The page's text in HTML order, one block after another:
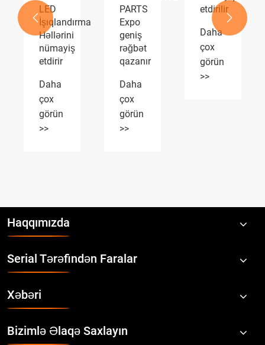
PARTS
Expo
geniş
rəğbət
qazanır
Daha
çox
görün
>>
etdirilir
Daha
çox
görün
nümayiş
etdirilir
Daha
çox
görün
 
Haqqımızda
Serial Tərəfindən Faralar
Xəbəri
Bizimlə Əlaqə Saxlayın